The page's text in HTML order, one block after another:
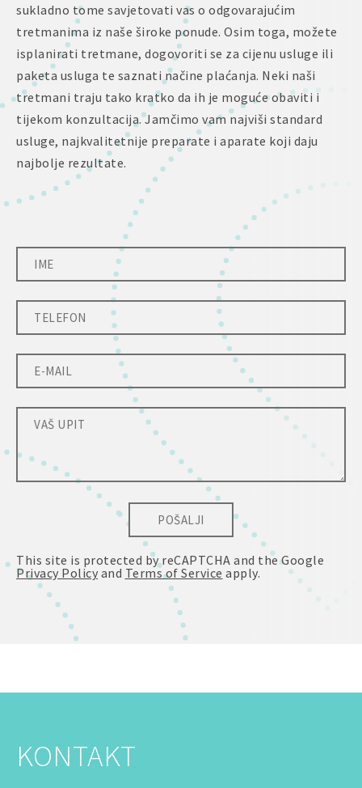
sukladno tome savjetovati vas o odgovarajućim
tretmanima iz naše široke ponude. Osim toga, možete
isplanirati tretmane, dogovoriti se za cijenu usluge ili
paketa usluga te saznati načine plaćanja. Neki naši
tretmani traju tako kratko da ih je moguće obaviti i
tijekom konzultacija. Jamčimo vam najviši standard
usluge, najkvalitetnije preparate i aparate koji daju
najbolje rezultate.
POŠALJI
This site is protected by reCAPTCHA and the Google
Privacy Policy and Terms of Service apply.
KONTAKT